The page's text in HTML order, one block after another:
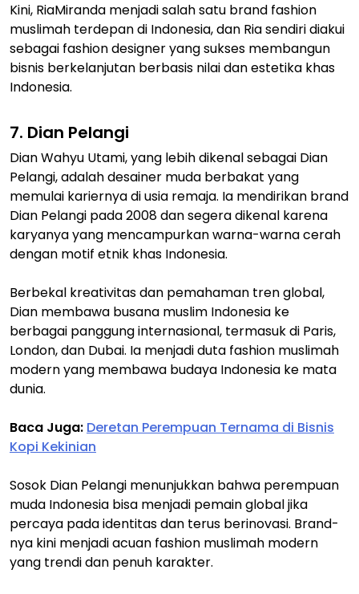
Kini, RiaMiranda menjadi salah satu brand fashion
muslimah terdepan di Indonesia, dan Ria sendiri diakui
sebagai fashion designer yang sukses membangun
bisnis berkelanjutan berbasis nilai dan estetika khas
Indonesia.
7. Dian Pelangi
Dian Wahyu Utami, yang lebih dikenal sebagai Dian
Pelangi, adalah desainer muda berbakat yang
memulai kariernya di usia remaja. Ia mendirikan brand
Dian Pelangi pada 2008 dan segera dikenal karena
karyanya yang mencampurkan warna-warna cerah
dengan motif etnik khas Indonesia.
Berbekal kreativitas dan pemahaman tren global,
Dian membawa busana muslim Indonesia ke
berbagai panggung internasional, termasuk di Paris,
London, dan Dubai. Ia menjadi duta fashion muslimah
modern yang membawa budaya Indonesia ke mata
dunia.
Baca Juga: Deretan Perempuan Ternama di Bisnis
Kopi Kekinian
Sosok Dian Pelangi menunjukkan bahwa perempuan
muda Indonesia bisa menjadi pemain global jika
percaya pada identitas dan terus berinovasi. Brand-
nya kini menjadi acuan fashion muslimah modern
yang trendi dan penuh karakter.